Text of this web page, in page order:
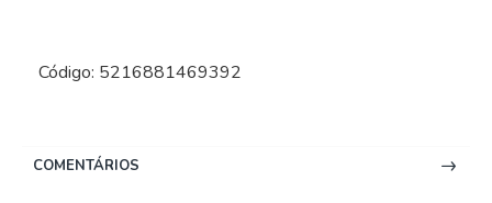
Código: 5216881469392
COMENTÁRIOS